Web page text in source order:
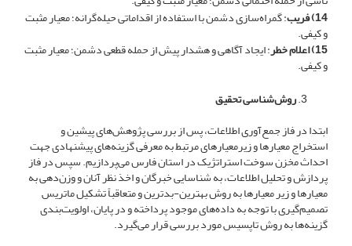
14) فریب : گمراه‌سازی دشمن با استفاده از اقداماتی حیله‌گرانه؛ معیار مثبت
و کیفی.
15) اعلام خطر : ایجاد آگاهی و هشدار پیش از حمله قطعی دشمن؛ معیار مثبت
و کیفی.
روش‌شناسی تحقیق
ابتدا در فاز جمع‌آوری اطلاعات، پس از بررسی پژوهش‌های پیشین و
استخراج معیارها و زیرمعیارهای مرتبط به معرفی گزینه‌های پیشنهادی جهت
احداث مخزن سوخت استراتژیک در استان فارس می‌پردازیم. سپس در فاز
پردازش و تحلیل اطلاعات، به شناسایی خبرگان و اخذ نظر آنان و وزن‌دهی به
معیارها و زیر معیارها به روش بهترین-بدترین و متعاقباً تشکیل ماتریس
تصمیم‌گیری با توجه به داده‌های موجود پرداخته و در پایان، اولویت‌بندی
گزینه‌ها به روش تاپسیس مورد بررسی قرار می‌گیرد.